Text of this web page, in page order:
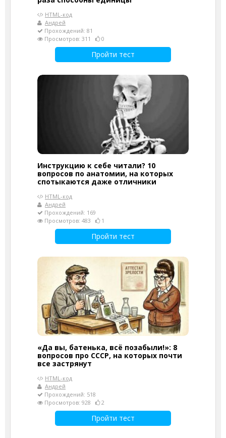
HTML-код
Андрей
Прохождений: 81
Просмотров: 311
0
Пройти тест
Инструкцию к себе читали? 10
вопросов по анатомии, на которых
спотыкаются даже отличники
HTML-код
Андрей
Прохождений: 169
Просмотров: 483
1
Пройти тест
«Да вы, батенька, всё позабыли!»: 8
вопросов про СССР, на которых почти
все застрянут
HTML-код
Андрей
Прохождений: 518
Просмотров: 928
2
Пройти тест